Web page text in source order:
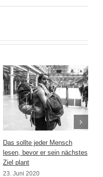
Das sollte jeder Mensch
lesen, bevor er sein nächstes
Ziel plant
23. Juni 2020